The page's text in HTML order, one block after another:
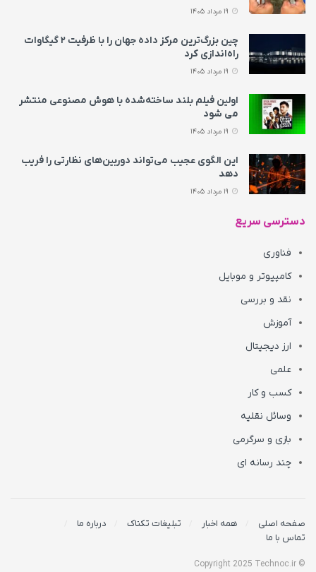
چین بزرگ‌ترین مرکز داده جهان را با ظرفیت ۲ گیگاوات
راه‌اندازی کرد
اولین فیلم بلند ساخته‌شده با هوش مصنوعی منتشر
می‌ شود
این الگوی عجیب می‌تواند دوربین‌های نظارتی را فریب
دهد
دسترسی سریع
فناوری
کامپیوتر و موبایل
نقد و بررسی
آموزش
ارز دیجیتال
علمی
کسب و کار
وسائل نقلیه
بازی و سرگرمی
چند رسانه ای
صفحه اصلی همه اخبار تبلیغات تکناک
درباره ما
تماس با ما
© Copyright 2025 Technoc.ir